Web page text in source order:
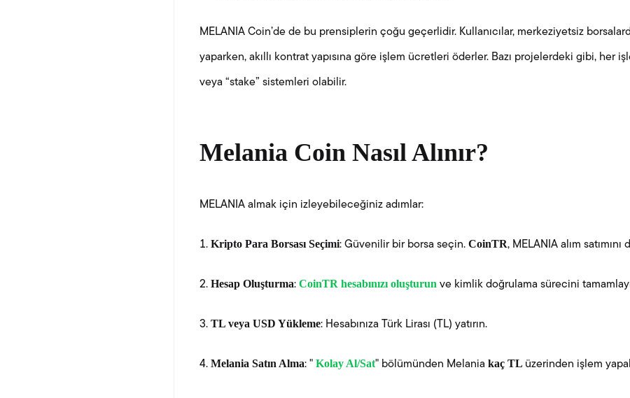
MELANIA Coin’de de bu prensiplerin çoğu geçerlidir. Kullanıcılar, merkeziyetsiz
yaparken, akıllı kontrat yapısına göre işlem ücretleri öderler. Bazı projelerdeki gibi, her
veya “stake” sistemleri olabilir.
Melania Coin Nasıl Alınır?
MELANIA almak için izleyebileceğiniz adımlar:
Kripto Para Borsası Seçimi: Güvenilir bir borsa seçin. CoinTR, MELANIA alım satımını
Hesap Oluşturma: CoinTR hesabınızı oluşturun ve kimlik doğrulama sürecini
TL veya USD Yükleme: Hesabınıza Türk Lirası (TL) yatırın.
Melania Satın Alma: " Kolay Al/Sat" bölümünden Melania kaç TL üzerinden işlem